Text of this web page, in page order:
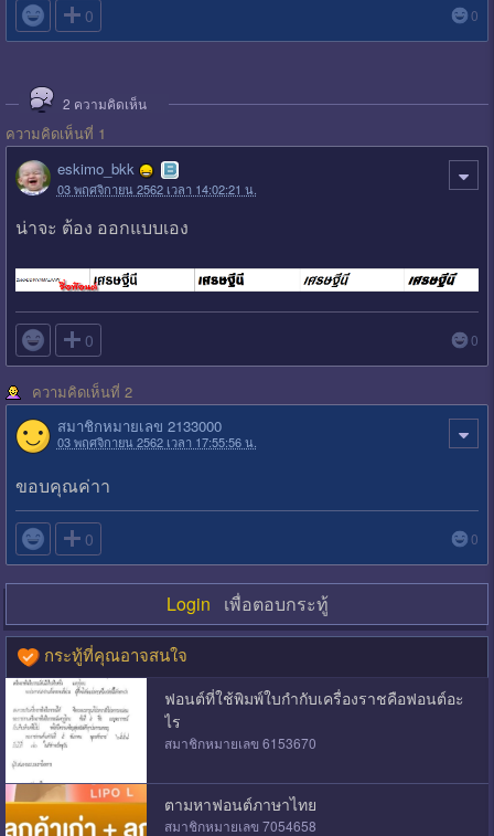
 0 0
2 ความคิดเห็น
ความคิดเห็นที่ 1
eskimo_bkk
03 พฤศจิกายน 2562 เวลา 14:02:21 น.
น่าจะ ต้อง ออกแบบเอง
 0 0
ความคิดเห็นที่ 2
สมาชิกหมายเลข 2133000
03 พฤศจิกายน 2562 เวลา 17:55:56 น.
ขอบคุณค่าา
 0 0
Login เพื่อตอบกระทู้
กระทู้ที่คุณอาจสนใจ
ฟอนต์ที่ใช้พิมพ์ใบกำกับเครื่องราชคือฟอนต์อะ
ไร
สมาชิกหมายเลข 6153670
ตามหาฟอนต์ภาษาไทย
สมาชิกหมายเลข 7054658